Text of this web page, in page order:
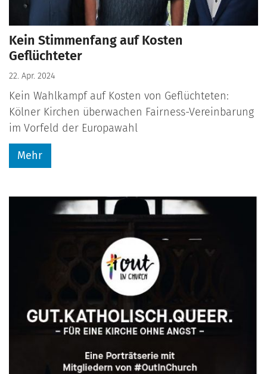
Kein Stimmenfang auf Kosten
Geflüchteter
22. Apr. 2024
Kein Wahlkampf auf Kosten von Geflüchteten:
Kölner Kirchen überwachen Fairness-Vereinbarung
im Vorfeld der Europawahl
Mehr